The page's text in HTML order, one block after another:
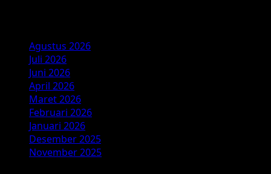
Agustus 2026
Juli 2026
Juni 2026
April 2026
Maret 2026
Februari 2026
Januari 2026
Desember 2025
November 2025